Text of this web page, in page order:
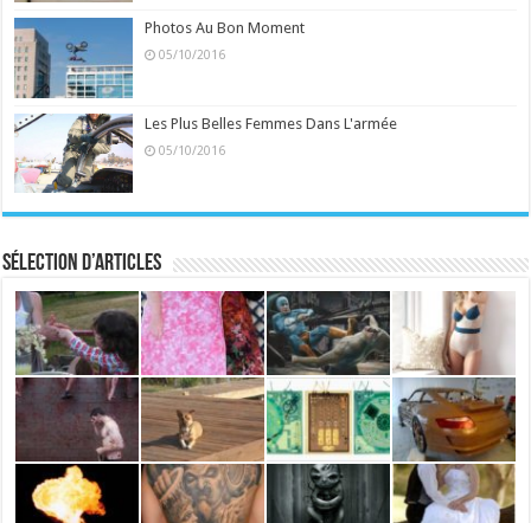
Photos Au Bon Moment
05/10/2016
Les Plus Belles Femmes Dans L'armée
05/10/2016
Sélection d’articles